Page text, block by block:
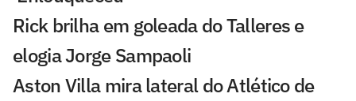
Rick brilha em goleada do Talleres e
elogia Jorge Sampaoli
Aston Villa mira lateral do Atlético de